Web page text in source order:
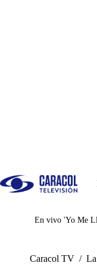
Juegos
En vivo 'Yo Me
Caracol TV /